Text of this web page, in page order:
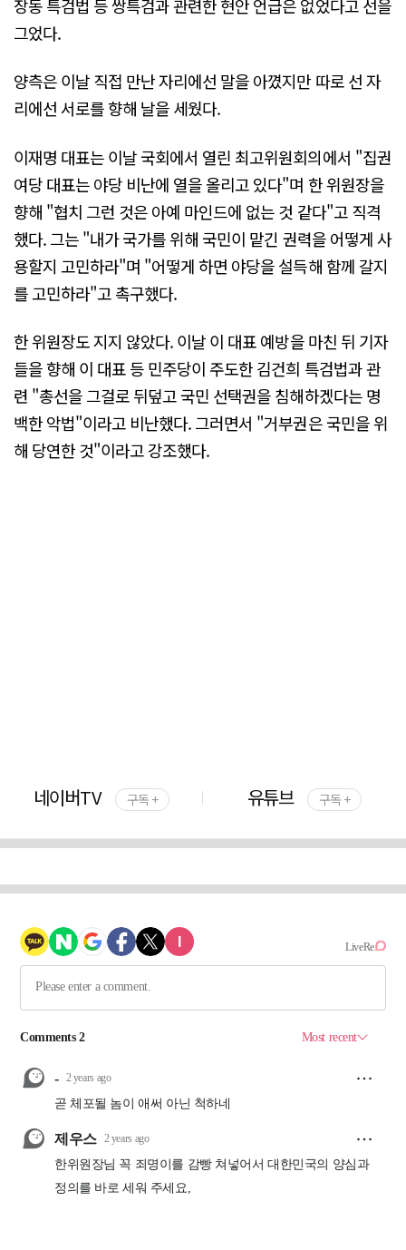
장동 특검법 등 쌍특검과 관련한 현안 언급은 없었다고 선을
그었다.
양측은 이날 직접 만난 자리에선 말을 아꼈지만 따로 선 자
리에선 서로를 향해 날을 세웠다.
이재명 대표는 이날 국회에서 열린 최고위원회의에서 "집권
여당 대표는 야당 비난에 열을 올리고 있다"며 한 위원장을
향해 "협치 그런 것은 아예 마인드에 없는 것 같다"고 직격
했다. 그는 "내가 국가를 위해 국민이 맡긴 권력을 어떻게 사
용할지 고민하라"며 "어떻게 하면 야당을 설득해 함께 갈지
를 고민하라"고 촉구했다.
한 위원장도 지지 않았다. 이날 이 대표 예방을 마친 뒤 기자
들을 향해 이 대표 등 민주당이 주도한 김건희 특검법과 관
련 "총선을 그걸로 뒤덮고 국민 선택권을 침해하겠다는 명
백한 악법"이라고 비난했다. 그러면서 "거부권은 국민을 위
해 당연한 것"이라고 강조했다.
네이버TV 구독 + 유튜브 구독 +